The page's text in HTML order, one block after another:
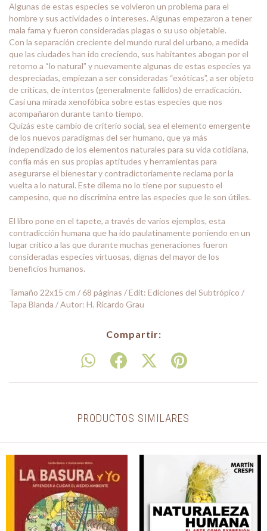
Algunas de estas especies se volvieron un problema para el
hombre y sus actividades o intereses. Algunas empezaron a tener
mala fama y fueron consideradas plagas o su uso objetable.
Con la separación creciente del mundo rural del urbano, a medida
que las ciudades han ido creciendo, sus habitantes abogan por el
retorno a “lo natural” y nuevamente algunas de estas especies ya
despreciadas, empiezan a ser consideradas “exóticas”, a ser objeto
de críticas, de intentos (generalmente fallidos) de erradicación.
Casi una mirada xenofóbica sobre estas especies que nos
acompañaron durante tanto tiempo.
Quizás este cambio de criterio social, sea el elemento emergente
de los nuevos paradigmas del ser humano, que ya más
independizado de los elementos naturales para su vida cotidiana,
confía más en sus propias aptitudes y herramientas para
asegurarse el bienestar y contradictoriamente reclama por la
vuelta a lo natural. Este dilema no lo tiene por supuesto el
campesino, que no discrimina entre las especies que le son útiles.
El libro pone en el tapete, a través de varios ejemplos, esta
contradicción humana que ha ido paulatinamente poniendo en un
lugar crítico a las que durante muchas generaciones fueron
consideradas especies virtuosas, dignas del mayor de los
beneficios humanos.
Tamaño 22x15 cm / 68 páginas / Edit: Ediciones del Subtrópico /
Tapa Blanda / Autor: H. Ricardo Grau
Compartir:
PRODUCTOS SIMILARES